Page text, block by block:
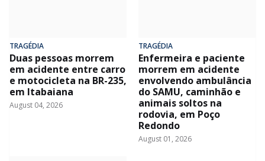
TRAGÉDIA
Duas pessoas morrem
em acidente entre carro
e motocicleta na BR-235,
em Itabaiana
August 04, 2026
TRAGÉDIA
Enfermeira e paciente
morrem em acidente
envolvendo ambulância
do SAMU, caminhão e
animais soltos na
rodovia, em Poço
Redondo
August 01, 2026